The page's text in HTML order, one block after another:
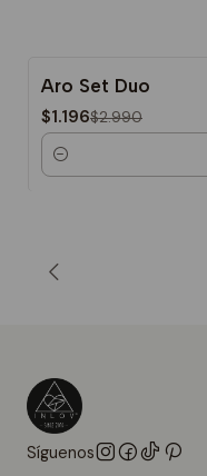
-60%
Aro Set Duo
$1.196$2.990
Cantidad
Síguenos